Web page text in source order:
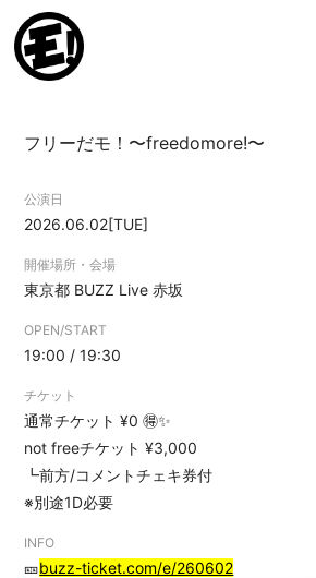
SCHEDULE VIDEO
BIOGRAPHY
BLOG
ログイン
フリーだモ！〜freedomore!〜
公演日
2026.06.02[TUE]
開催場所・会場
東京都 BUZZ Live 赤坂
OPEN/START
19:00 / 19:30
チケット
通常チケット ¥0 🉐✨
not freeチケット ¥3,000
┗前方/コメントチェキ券付
※別途1D必要
INFO
🎫buzz-ticket.com/e/260602